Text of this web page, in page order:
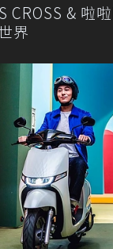
CROSS & 啦
界